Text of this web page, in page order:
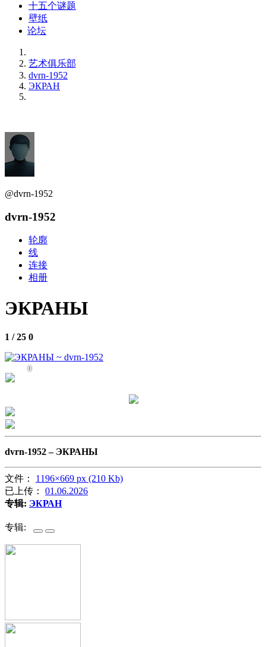
十五个谜题
壁纸
论坛
艺术俱乐部
dvrn-1952
ЭКРАН
@dvrn-1952
dvrn-1952
轮廓
线
连接
相册
ЭКРАНЫ
1 / 25 0
0
dvrn-1952 – ЭКРАНЫ
文件： 1196×669 px (210 Kb)
已上传： 01.06.2026
专辑: ЭКРАН
专辑: